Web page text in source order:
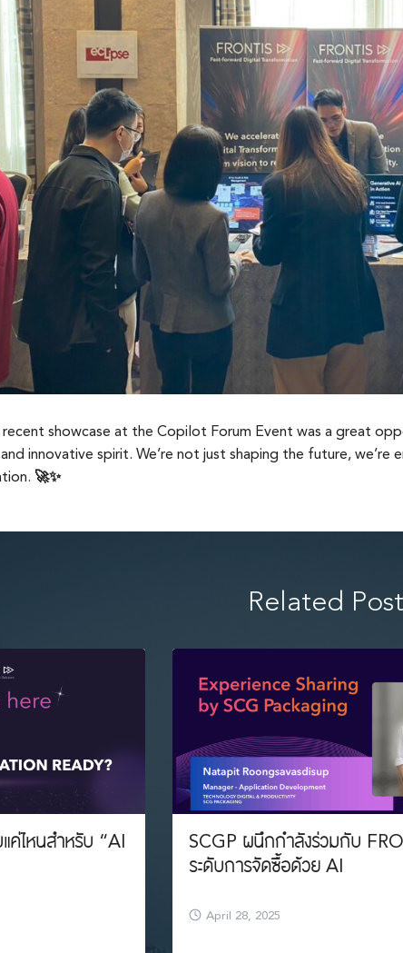
recent showcase at the Copilot Forum Event was a great
innovative spirit. We’re not just shaping the future, we’re
🚀✨
Related
ไหนสำหรับ “AI
SCGP ผนึกกำลังร่วมกับ
ระดับการจัดซื้อด้วย AI
April 28, 2025